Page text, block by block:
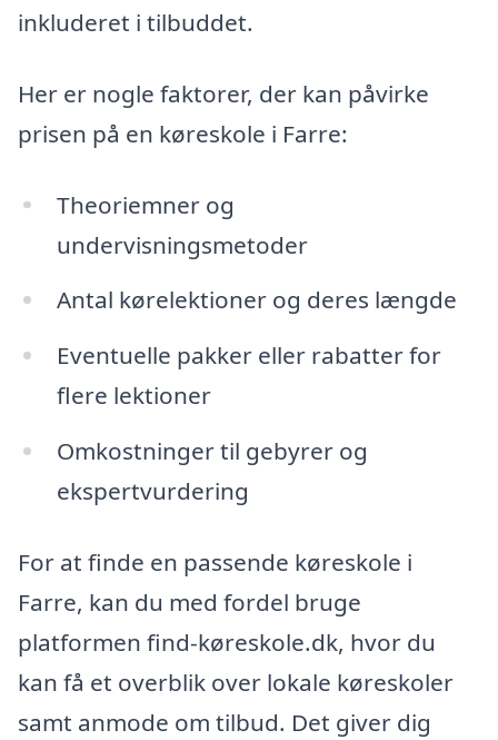
inkluderet i tilbuddet.
Her er nogle faktorer, der kan påvirke
prisen på en køreskole i Farre:
Theoriemner og
undervisningsmetoder
Antal kørelektioner og deres længde
Eventuelle pakker eller rabatter for
flere lektioner
Omkostninger til gebyrer og
ekspertvurdering
For at finde en passende køreskole i
Farre, kan du med fordel bruge
platformen find-køreskole.dk, hvor du
kan få et overblik over lokale køreskoler
samt anmode om tilbud. Det giver dig